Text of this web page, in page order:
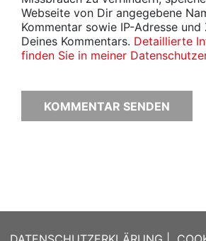
Webseite von Dir angegebene
Kommentar sowie IP-Adresse und
Deines Kommentars. Detaillierte
finden Sie in meiner